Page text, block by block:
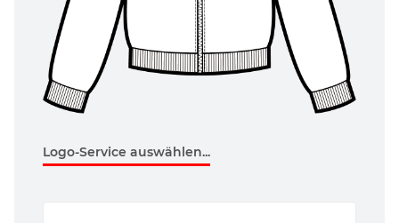
Logo-Service auswählen...